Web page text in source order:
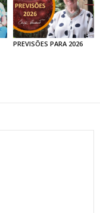
PREVISÕES PARA 2026